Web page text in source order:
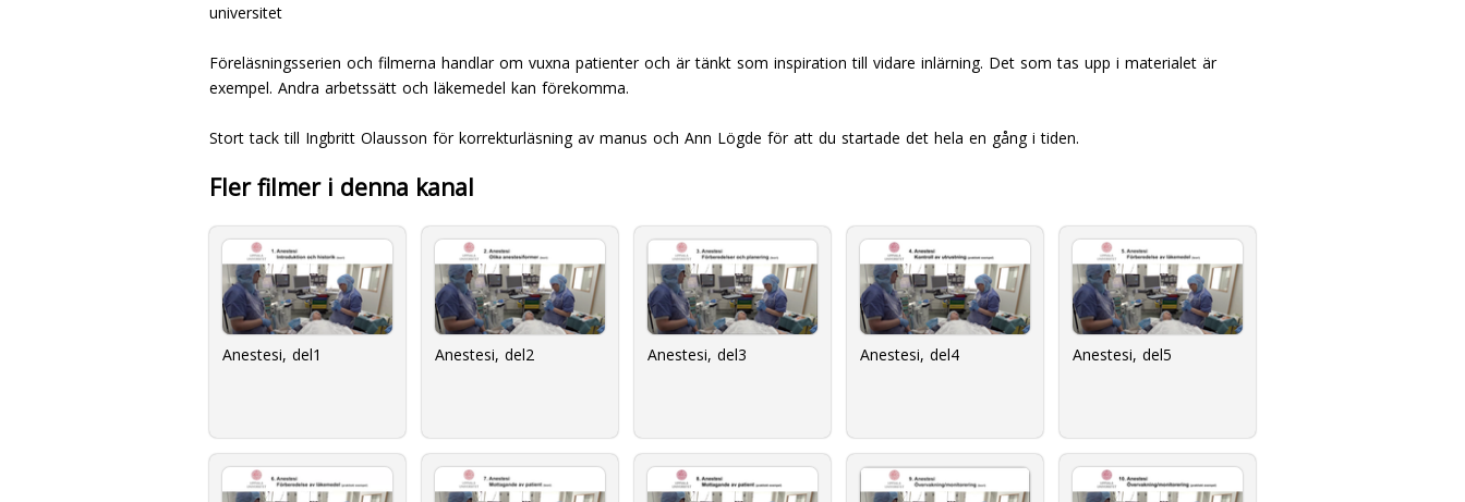
universitet
Föreläsningsserien och filmerna handlar om vuxna patienter och är tänkt som inspiration till vidare inlärning. Det som tas upp i materialet är
exempel. Andra arbetssätt och läkemedel kan förekomma.
Stort tack till Ingbritt Olausson för korrekturläsning av manus och Ann Lögde för att du startade det hela en gång i tiden.
Fler filmer i denna kanal
Anestesi, del1 Anestesi, del2 Anestesi, del3 Anestesi, del4 Anestesi, del5